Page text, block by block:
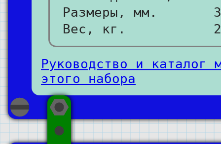
Размеры, мм.
Вес, кг.
Руководство и каталог
этого набора